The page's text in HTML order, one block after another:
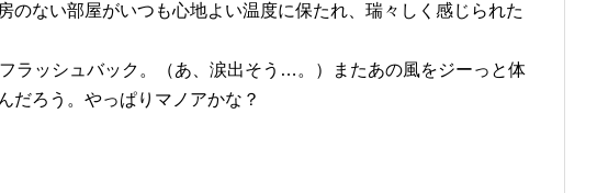
のない部屋がいつも心地よい温度に保たれ、瑞々しく感じられた
ラッシュバック。（あ、涙出そう…。）またあの風をジーっと体
だろう。やっぱりマノアかな？